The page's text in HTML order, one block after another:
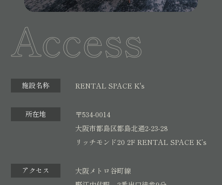
Access
施設名称 RENTAL SPACE K's
所在地
〒534-0014
大阪市都島区都島北通2-23-28
リッチモンド20 2F RENTAL SPACE K’s
アクセス
大阪メトロ谷町線